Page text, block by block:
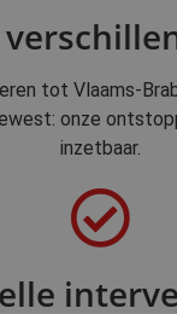
tot Vlaams-
onze
inzetbaar.